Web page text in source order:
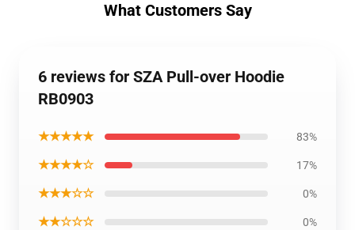
What Customers Say
6 reviews for SZA Pull-over Hoodie
RB0903
★★★★★ 83%
★★★★☆ 17%
★★★☆☆ 0%
★★☆☆☆ 0%